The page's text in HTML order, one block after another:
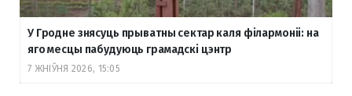
У Гродне знясуць прыватны сектар каля філармоніі: на
яго месцы пабудуюць грамадскі цэнтр
7 ЖНІЎНЯ 2026, 15:05